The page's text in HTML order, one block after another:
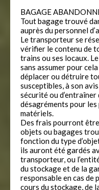
BAGAGE
Tout bagage trouvé
auprès du personnel
Le transporteur se
vérifier le contenu de
trains ou ses locaux.
sans assumer pour
déplacer ou détruire
susceptibles, à son
sécurité ou d’entraîner
désagréments pour les
matériels.
Des frais pourront
objets ou bagages
fonction du type
ils auront été gardés
transporteur, ou
du stockage et de la
responsable en cas de
cours du stockage, de